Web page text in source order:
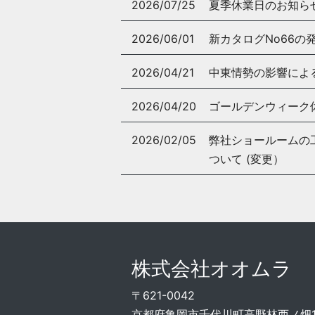
2026/07/25 夏季休業日のお知ら
2026/06/01 新カタログNo66の
2026/04/21 中東情勢の影響によ
2026/04/20 ゴールデンウィーク
2026/02/05
弊社ショールーム
ついて (変更）
株式会社オオムラ
〒621-0042